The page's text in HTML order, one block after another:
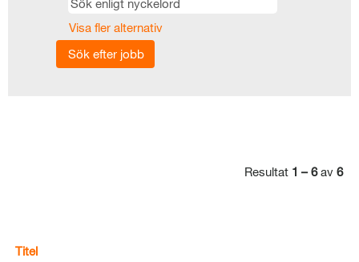
Visa fler alternativ
Resultat 1 – 6av 6
Titel